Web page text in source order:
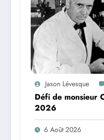
Jason Lévesque
Défi de monsieur
2026
6 Août 2026